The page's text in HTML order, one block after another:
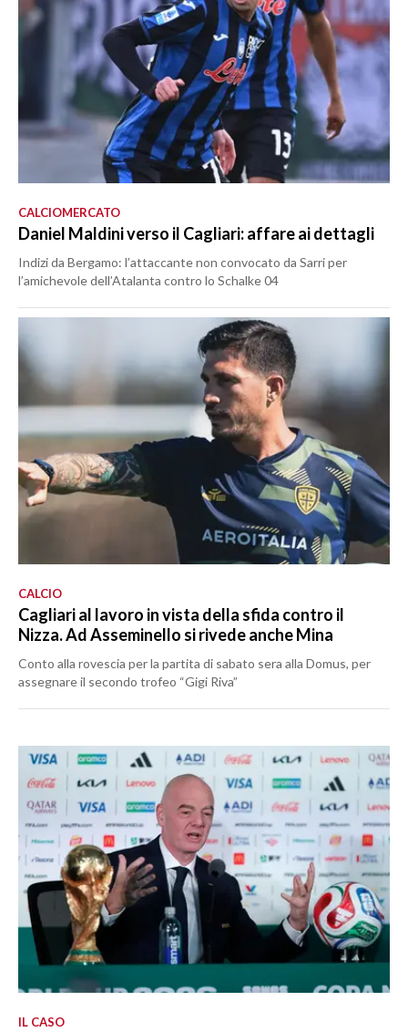
CALCIOMERCATO
Daniel Maldini verso il Cagliari: affare ai dettagli
Indizi da Bergamo: l’attaccante non convocato da Sarri per
l’amichevole dell’Atalanta contro lo Schalke 04
CALCIO
Cagliari al lavoro in vista della sfida contro il
Nizza. Ad Asseminello si rivede anche Mina
Conto alla rovescia per la partita di sabato sera alla Domus, per
assegnare il secondo trofeo “Gigi Riva”
IL CASO